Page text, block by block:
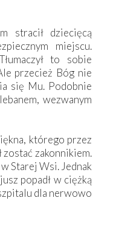
stracił dziecięcą
miejscu.
to sobie
przecież Bóg nie
się Mu. Podobnie
wezwanym
którego przez
zakonnikiem.
Starej Wsi. Jednak
popadł w ciężką
dla nerwowo